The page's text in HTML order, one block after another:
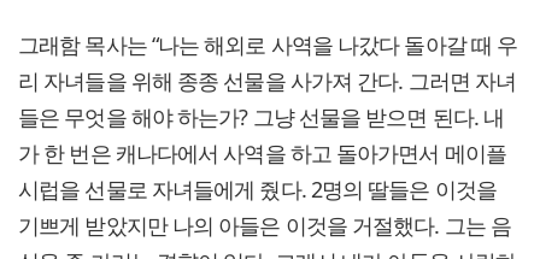
그래함 목사는 “나는 해외로 사역을 나갔다 돌아갈 때 우
리 자녀들을 위해 종종 선물을 사가져 간다. 그러면 자녀
들은 무엇을 해야 하는가? 그냥 선물을 받으면 된다. 내
가 한 번은 캐나다에서 사역을 하고 돌아가면서 메이플
시럽을 선물로 자녀들에게 줬다. 2명의 딸들은 이것을
기쁘게 받았지만 나의 아들은 이것을 거절했다. 그는 음